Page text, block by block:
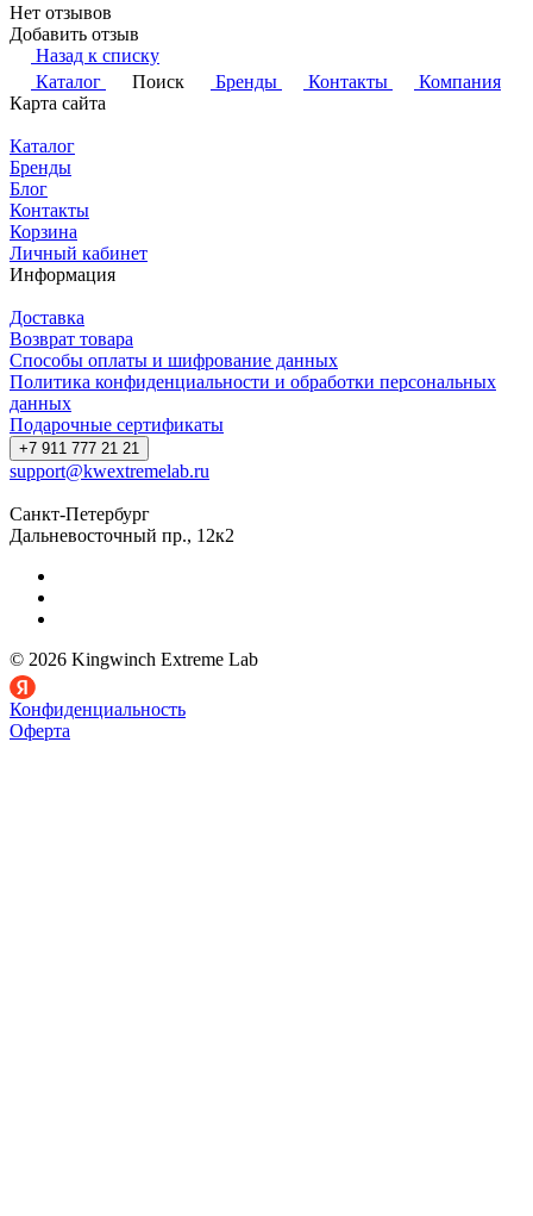
Нет отзывов
Добавить отзыв
Назад к списку
Каталог
Поиск Бренды Контакты
Компания
Карта сайта
Каталог
Бренды
Блог
Контакты
Корзина
Личный кабинет
Информация
Доставка
Возврат товара
Способы оплаты и шифрование данных
Политика конфиденциальности и обработки персональных
данных
Подарочные сертификаты
+7 911 777 21 21
support@kwextremelab.ru
Санкт-Петербург
Дальневосточный пр., 12к2
© 2026 Kingwinch Extreme Lab
Конфиденциальность
Оферта